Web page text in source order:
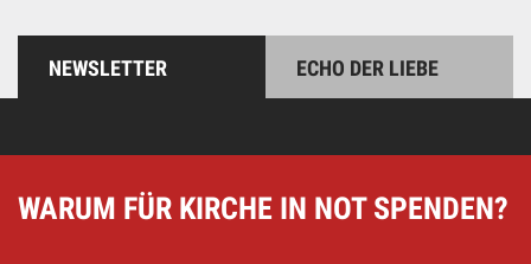
NEWSLETTER ECHO DER LIEBE
WARUM FÜR KIRCHE IN NOT SPENDEN?